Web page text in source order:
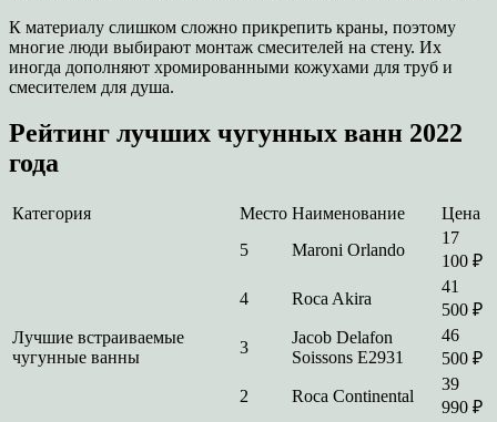
К материалу слишком сложно прикрепить краны, поэтому
многие люди выбирают монтаж смесителей на стену. Их
иногда дополняют хромированными кожухами для труб и
смесителем для душа.
Рейтинг лучших чугунных ванн 2022
года
Категория Место Наименование Цена
Лучшие встраиваемые
чугунные ванны
5 Maroni Orlando
17
100 ₽
4
Roca Akira
41
500 ₽
3
Jacob Delafon
Soissons E2931
46
500 ₽
2
Roca Continental
39
990 ₽